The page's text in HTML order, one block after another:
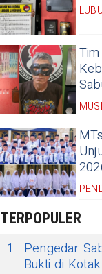
TERPOPULER
1
Pengedar
Bukti di